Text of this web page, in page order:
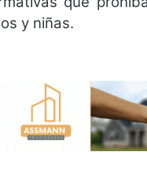
y niñas.